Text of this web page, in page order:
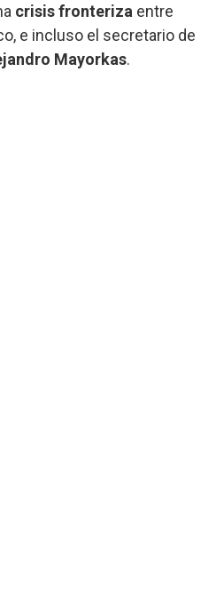
crisis fronteriza entre
e incluso el secretario de
Mayorkas.